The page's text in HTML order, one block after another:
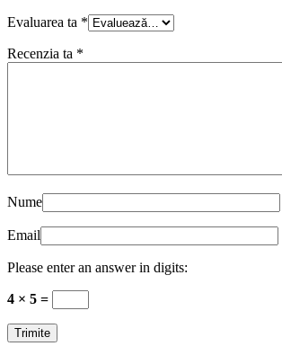
Evaluarea ta *
Recenzia ta *
Nume
Email
Please enter an answer in digits:
4 × 5 =